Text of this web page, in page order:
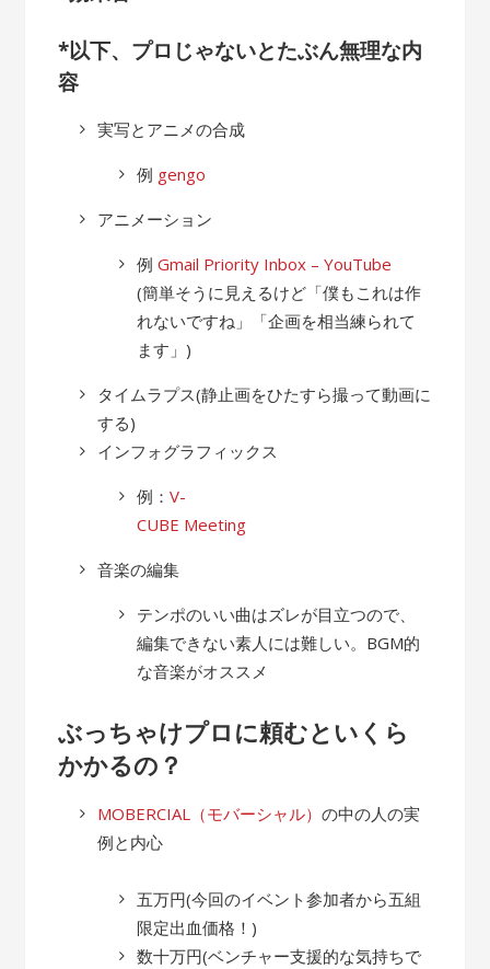
*以下、プロじゃないとたぶん無理な内
容
実写とアニメの合成
例 gengo
アニメーション
例Gmail Priority Inbox – YouTube
(簡単そうに見えるけど「僕もこれは作
れないですね」「企画を相当練られて
ます」)
タイムラプス(静止画をひたすら撮って動画に
する)
インフォグラフィックス
例：V-
CUBE Meeting
音楽の編集
テンポのいい曲はズレが目立つので、
編集できない素人には難しい。BGM的
な音楽がオススメ
ぶっちゃけプロに頼むといくら
かかるの？
MOBERCIAL（モバーシャル）の中の人の実
例と内心
五万円(今回のイベント参加者から五組
限定出血価格！)
数十万円(ベンチャー支援的な気持ちで